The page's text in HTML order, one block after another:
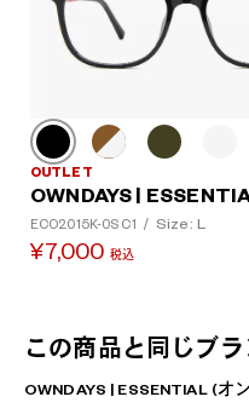
OUTLET
OWNDAYS |
ECO2015K-0S C1 / Size: L
¥7,000 税込
この商品と同じブラ
OWNDAYS | ESSENTIAL (オ